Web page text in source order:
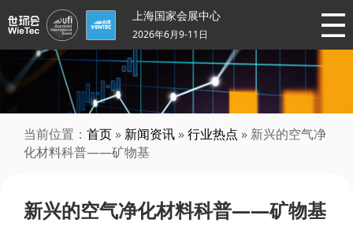
上海国家会展中心
2026年6月9-11日
当前位置： 首页 » 新闻资讯 »行业热点 » 新兴的空气净
化材料科普——矿物基
新兴的空气净化材料科普——矿物基